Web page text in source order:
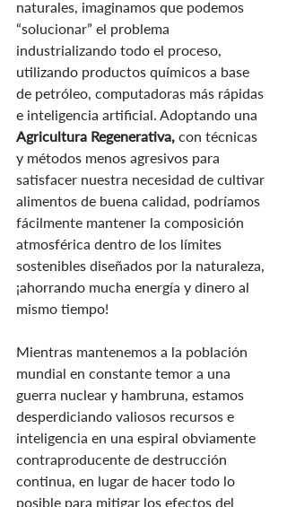
naturales, imaginamos que podemos
“solucionar” el problema
industrializando todo el proceso,
utilizando productos químicos a base
de petróleo, computadoras más rápidas
e inteligencia artificial. Adoptando una
Agricultura Regenerativa, con técnicas
y métodos menos agresivos para
satisfacer nuestra necesidad de cultivar
alimentos de buena calidad, podríamos
fácilmente mantener la composición
atmosférica dentro de los límites
sostenibles diseñados por la naturaleza,
¡ahorrando mucha energía y dinero al
mismo tiempo!
Mientras mantenemos a la población
mundial en constante temor a una
guerra nuclear y hambruna, estamos
desperdiciando valiosos recursos e
inteligencia en una espiral obviamente
contraproducente de destrucción
continua, en lugar de hacer todo lo
posible para mitigar los efectos del